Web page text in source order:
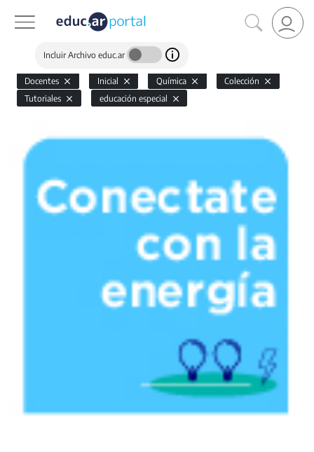
Incluir Archivo educ.ar
Docentes Inicial Química
Colección
Tutoriales
educación especial